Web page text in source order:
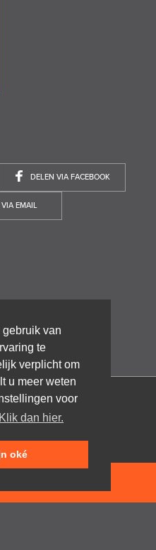
van
te
verplicht om
u meer weten
voor
Klik dan hier.
oké
DELEN VIA FACEBOOK
EMAIL
bvba